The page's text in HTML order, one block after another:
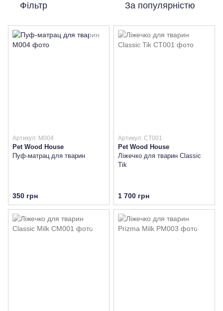
Фільтр За популярністю
Артикул: M004
Pet Wood House
Пуф-матрац для тварин
350 грн
Артикул: CT001
Pet Wood House
Ліжечко для тварин Classic
Tik
1 700 грн